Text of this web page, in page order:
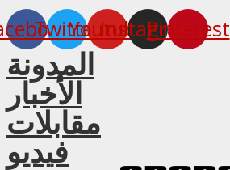
TwitterYoutube
Instagram
Pinterest
المدونة
الأخبار
مقابلات
فيديو